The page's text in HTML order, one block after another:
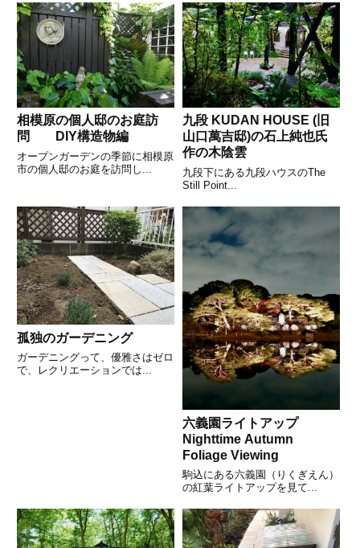
相模原の個人邸のお庭訪
問 DIY構造物編
オープンガーデンの季節に相模原
市の個人邸のお庭を訪問し...
九段 KUDAN HOUSE (旧
山口萬吉邸)の石上純也氏
作の木陰雲
九段下にある九段ハウスのThe
Still Point...
孤独のガーデニング
ガーデニングって、優雅さはゼロ
で、レクリエーションでは...
六義園ライトアップ
Nighttime Autumn
Foliage Viewing
駒込にある六義園（りくぎえん）
の紅葉ライトアップを見て...